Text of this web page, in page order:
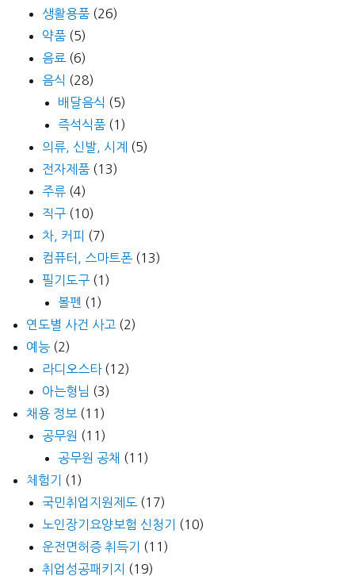
생활용품 (26)
약품 (5)
음료 (6)
음식 (28)
배달음식 (5)
즉석식품 (1)
의류, 신발, 시계 (5)
전자제품 (13)
주류 (4)
직구 (10)
차, 커피 (7)
컴퓨터, 스마트폰 (13)
필기도구 (1)
볼펜 (1)
연도별 사건 사고 (2)
예능 (2)
라디오스타(12)
아는형님 (3)
채용 정보 (11)
공무원 (11)
공무원 공채 (11)
체험기
(1)
국민취업지원제도 (17)
노인장기요양보험 신청기
(10)
운전면허증 취득기
(11)
취업성공패키지
(19)